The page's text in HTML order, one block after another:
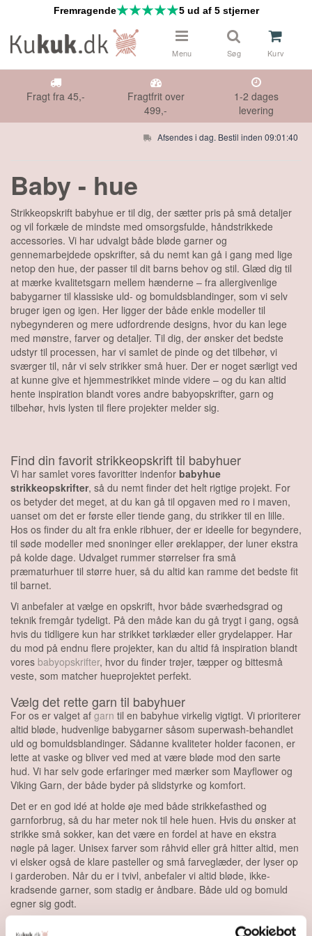
Fremragende 5 ud af 5 stjerner
Menu Søg Kurv
TILBUD
Fragt fra 45,-
Fragtfrit over
499,-
1-2 dages
levering
Afsendes i dag. Bestil inden 09:01:40
Baby - hue
Strikkeopskrift babyhue er til dig, der sætter pris på små detaljer
og vil forkæle de mindste med omsorgsfulde, håndstrikkede
accessories. Vi har udvalgt både bløde garner og
gennemarbejdede opskrifter, så du nemt kan gå i gang med lige
netop den hue, der passer til dit barns behov og stil. Glæd dig til
at mærke kvalitetsgarn mellem hænderne – fra allergivenlige
babygarner til klassiske uld- og bomuldsblandinger, som vi selv
bruger igen og igen. Her ligger der både enkle modeller til
nybegynderen og mere udfordrende designs, hvor du kan lege
med mønstre, farver og detaljer. Til dig, der ønsker det bedste
udstyr til processen, har vi samlet de pinde og det tilbehør, vi
sværger til, når vi selv strikker små huer. Der er noget særligt ved
at kunne give et hjemmestrikket minde videre – og du kan altid
hente inspiration blandt vores andre babyopskrifter, garn og
tilbehør, hvis lysten til flere projekter melder sig.
Find din favorit strikkeopskrift til babyhuer
Vi har samlet vores favoritter indenfor babyhue
strikkeopskrifter, så du nemt finder det helt rigtige projekt. For
os betyder det meget, at du kan gå til opgaven med ro i maven,
uanset om det er første eller tiende gang, du strikker til en lille.
Hos os finder du alt fra enkle ribhuer, der er ideelle for begyndere,
til søde modeller med snoninger eller øreklapper, der luner ekstra
på kolde dage. Udvalget rummer størrelser fra små
præmaturhuer til større huer, så du altid kan ramme det bedste fit
til barnet.
Vi anbefaler at vælge en opskrift, hvor både sværhedsgrad og
teknik fremgår tydeligt. På den måde kan du gå trygt i gang, også
hvis du tidligere kun har strikket tørklæder eller grydelapper. Har
du mod på endnu flere projekter, kan du altid få inspiration blandt
vores babyopskrifter, hvor du finder trøjer, tæpper og bittesmå
veste, som matcher hueprojektet perfekt.
Vælg det rette garn til babyhuer
For os er valget af garn til en babyhue virkelig vigtigt. Vi prioriterer
altid bløde, hudvenlige babygarner såsom superwash-behandlet
uld og bomuldsblandinger. Sådanne kvaliteter holder faconen, er
lette at vaske og bliver ved med at være bløde mod den sarte
hud. Vi har selv gode erfaringer med mærker som Mayflower og
Viking Garn, der både byder på slidstyrke og komfort.
Det er en god idé at holde øje med både strikkefasthed og
garnforbrug, så du har meter nok til hele huen. Hvis du ønsker at
strikke små sokker, kan det være en fordel at have en ekstra
nøgle på lager. Unisex farver som råhvid eller grå hitter altid, men
vi elsker også de klare pasteller og små farveglæder, der lyser op
i garderoben. Når du er i tvivl, anbefaler vi altid bløde, ikke-
kradsende garner, som stadig er åndbare. Både uld og bomuld
egner sig godt.
Strikketilbehør har stor betydning